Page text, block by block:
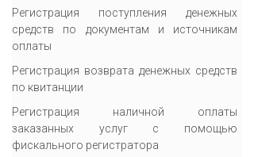
Регистрация поступления денежных
средств по документам и источникам
оплаты
Регистрация возврата денежных средств
по квитанции
Регистрация наличной оплаты
заказанных услуг с помощью
фискального регистратора